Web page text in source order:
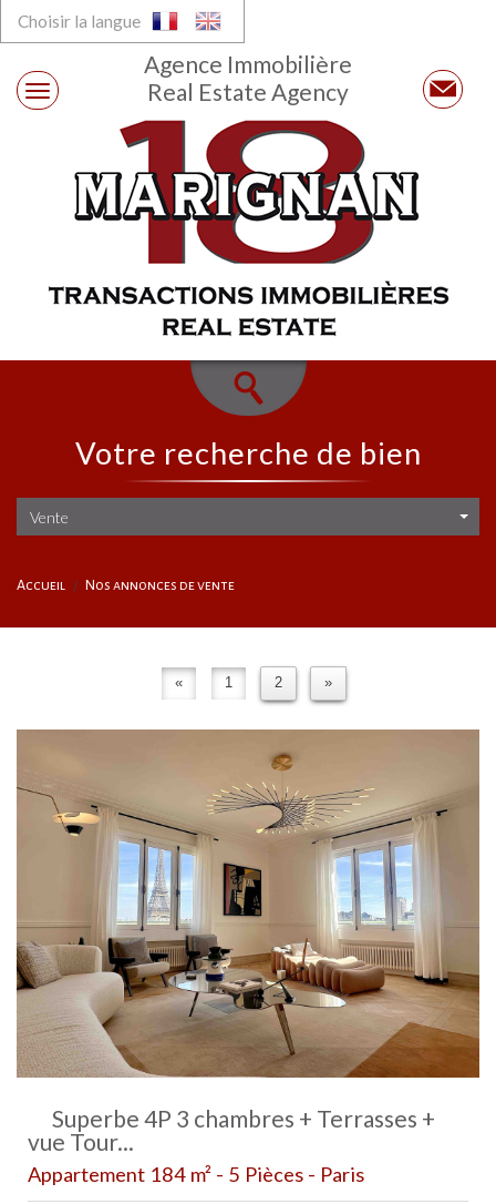
Choisir la langue
Agence Immobilière
Real Estate Agency
Votre recherche de bien
Vente
Accueil Nos annonces de vente
« 1 2 »
Superbe 4P 3 chambres + Terrasses +
vue Tour...
Appartement 184 m² - 5 Pièces - Paris